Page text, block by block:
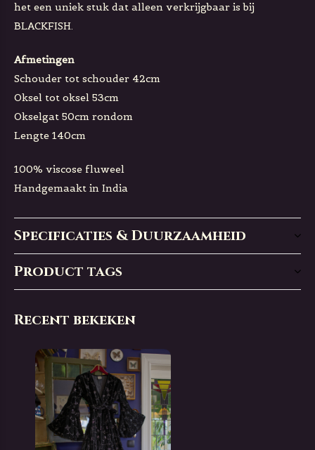
het een uniek stuk dat alleen verkrijgbaar is bij
BLACKFISH.
Afmetingen
Schouder tot schouder 42cm
Oksel tot oksel 53cm
Okselgat 50cm rondom
Lengte 140cm
100% viscose fluweel
Handgemaakt in India
Specificaties & Duurzaamheid
Product tags
Recent bekeken